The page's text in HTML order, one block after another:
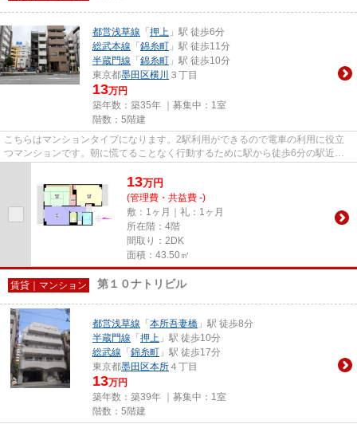
都営浅草線 「 押上 」駅 徒歩6分
総武本線 「 錦糸町 」駅 徒歩11分
半蔵門線 「 錦糸町 」駅 徒歩10分
東京都墨田区横川 ３丁目
13万円
築年数：築35年 ｜募集中： 1室
階数：5階建
こちらはマンションタイプになります。2駅利用ができるので電車の利用に役立
つマンションです。朝に慌てることなく行動するために駅から徒歩6分の駅近マ
13万円
(管理費・共益費 -)
敷：1ヶ月｜礼：1ヶ月
所在階：4階
間取り：2DK
面積：43.50㎡
賃貸｜マンション 第１０ナトリビル
都営浅草線 「 本所吾妻橋 」駅 徒歩8分
半蔵門線 「 押上 」駅 徒歩10分
総武線 「 錦糸町 」駅 徒歩17分
東京都墨田区本所 ４丁目
13万円
築年数：築39年 ｜募集中： 1室
階数：5階建